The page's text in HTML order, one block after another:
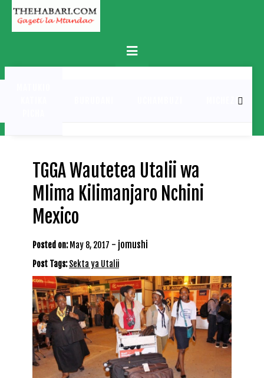
Skip
content
Primary
Menu
MICHEZO
TGGA Wautetea Utalii wa
Mlima Kilimanjaro Nchini
Mexico
Posted on: May 8, 2017 - jomushi
Post Tags:Sekta ya Utalii